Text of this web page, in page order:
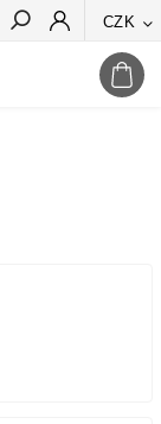
CZK
Hledat